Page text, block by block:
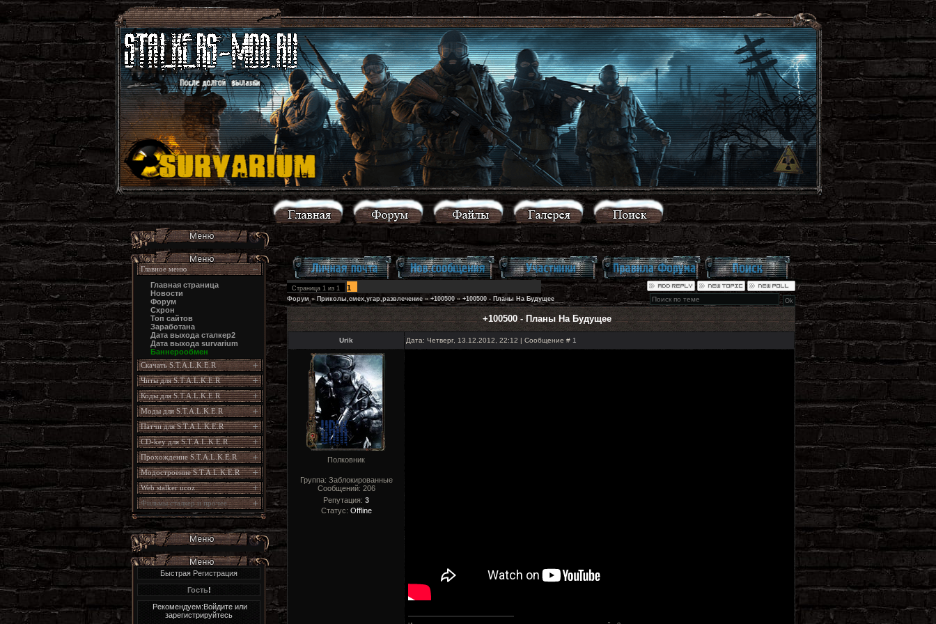
Главное меню
Главная страница
Новости
Форум
Схрон
Топ сайтов
Заработана
Дата выхода сталкер2
Дата выхода survarium
Баннерообмен
Скачать S.T.A.L.K.E.R
Читы для S.T.A.L.K.E.R
Коды для S.T.A.L.K.E.R
Моды для S.T.A.L.K.E.R
Патчи для S.T.A.L.K.E.R
CD-key для S.T.A.L.K.E.R
Прохождение S.T.A.L.K.E.R
Модостроение S.T.A.L.K.E.R
Web stalker ucoz
Фильмы сталкер и прочее
Быстрая Регистрация
Гость!
Рекомендуем:Войдите или
зарегистрируйтесь
Страница 1 из 1 1
Форум » Приколы,смех,угар,развлечение » +100500 »+100500 - Планы На Будущее
+100500 - Планы На Будущее
Urik Дата: Четверг, 13.12.2012, 22:12 | Сообщение # 1
Полковник
Группа: Заблокированные
Сообщений: 206
Репутация: 3
Статус: Offline